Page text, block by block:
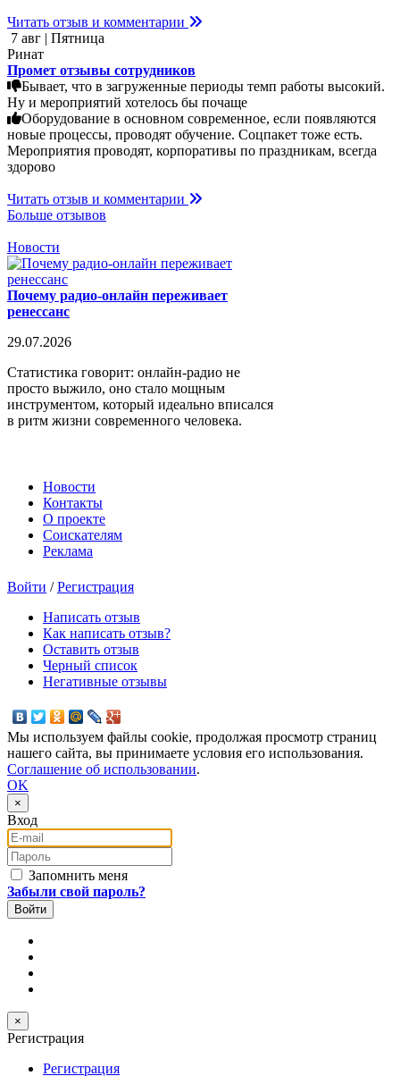
Читать отзыв и комментарии
7 авг | Пятница
Ринат
Промет отзывы сотрудников
Бывает, что в загруженные периоды темп работы высокий.
Ну и мероприятий хотелось бы почаще
Оборудование в основном современное, если появляются
новые процессы, проводят обучение. Соцпакет тоже есть.
Мероприятия проводят, корпоративы по праздникам, всегда
здорово
Читать отзыв и комментарии
Больше отзывов
Новости
Почему радио-онлайн переживает
ренессанс
29.07.2026
Статистика говорит: онлайн-радио не
просто выжило, оно стало мощным
инструментом, который идеально вписался
в ритм жизни современного человека.
Новости
Контакты
О проекте
Соискателям
Реклама
Войти /Регистрация
Написать отзыв
Как написать отзыв?
Оставить отзыв
Черный список
Негативные отзывы
Мы используем файлы cookie, продолжая просмотр страниц
нашего сайта, вы принимаете условия его использования.
Соглашение об использовании.
OK
×
Вход
E-mail
Пароль
Запомнить меня
Забыли свой пароль?
×
Регистрация
Регистрация